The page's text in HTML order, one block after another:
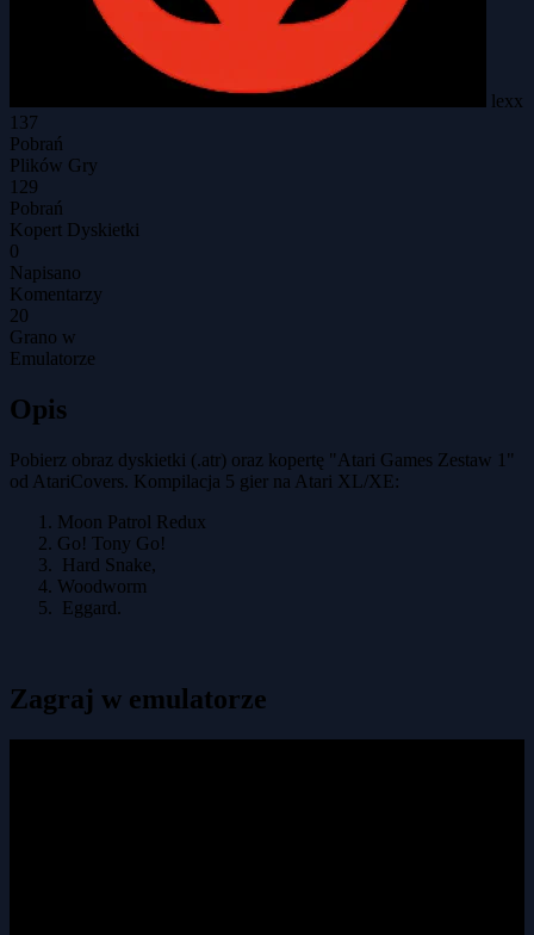
lexx
137
Pobrań
Plików Gry
129
Pobrań
Kopert Dyskietki
0
Napisano
Komentarzy
20
Grano w
Emulatorze
Opis
Pobierz obraz dyskietki (.atr) oraz kopertę "Atari Games Zestaw 1"
od AtariCovers. Kompilacja 5 gier na Atari XL/XE:
Moon Patrol Redux
Go! Tony Go!
Hard Snake,
Woodworm
Eggard.
Zagraj w emulatorze